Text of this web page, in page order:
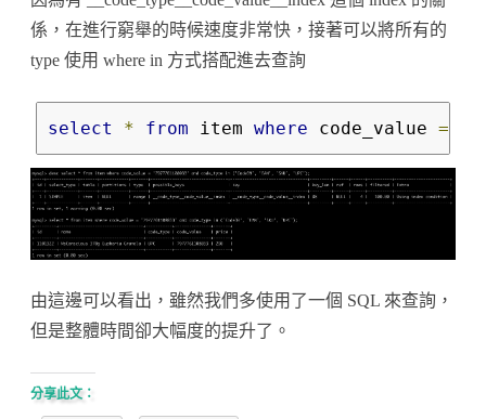
係，在進行窮舉的時候速度非常快，接著可以將所有的
type 使用 where in 方式搭配進去查詢
select * from item where code_value =
由這邊可以看出，雖然我們多使用了一個 SQL 來查詢，
但是整體時間卻大幅度的提升了。
分享此文：